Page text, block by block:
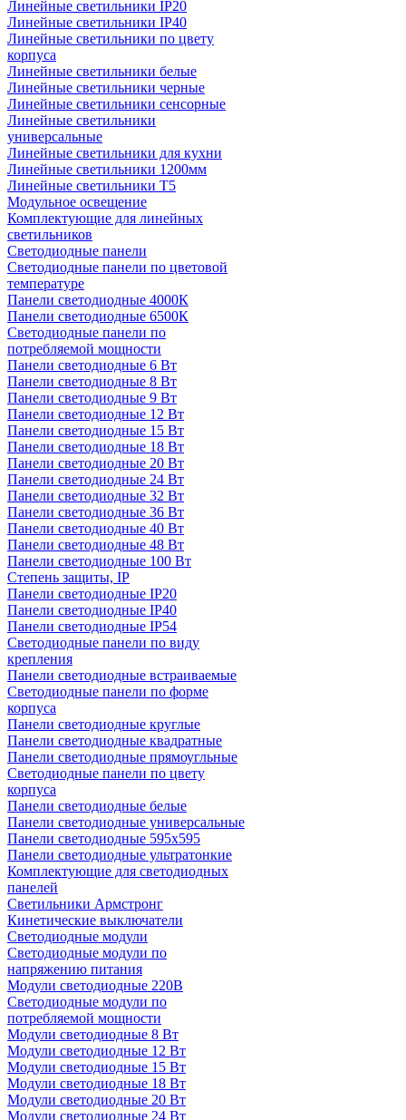
Линейные светильники IP20
Линейные светильники IP40
Линейные светильники по цвету
корпуса
Линейные светильники белые
Линейные светильники черные
Линейные светильники сенсорные
Линейные светильники
универсальные
Линейные светильники для кухни
Линейные светильники 1200мм
Линейные светильники Т5
Модульное освещение
Комплектующие для линейных
светильников
Светодиодные панели
Светодиодные панели по цветовой
температуре
Панели светодиодные 4000К
Панели светодиодные 6500К
Светодиодные панели по
потребляемой мощности
Панели светодиодные 6 Вт
Панели светодиодные 8 Вт
Панели светодиодные 9 Вт
Панели светодиодные 12 Вт
Панели светодиодные 15 Вт
Панели светодиодные 18 Вт
Панели светодиодные 20 Вт
Панели светодиодные 24 Вт
Панели светодиодные 32 Вт
Панели светодиодные 36 Вт
Панели светодиодные 40 Вт
Панели светодиодные 48 Вт
Панели светодиодные 100 Вт
Степень защиты, IP
Панели светодиодные IP20
Панели светодиодные IP40
Панели светодиодные IP54
Светодиодные панели по виду
крепления
Панели светодиодные встраиваемые
Светодиодные панели по форме
корпуса
Панели светодиодные круглые
Панели светодиодные квадратные
Панели светодиодные прямоугльные
Светодиодные панели по цвету
корпуса
Панели светодиодные белые
Панели светодиодные универсальные
Панели светодиодные 595х595
Панели светодиодные ультратонкие
Комплектующие для светодиодных
панелей
Светильники Армстронг
Кинетические выключатели
Светодиодные модули
Светодиодные модули по
напряжению питания
Модули светодиодные 220В
Светодиодные модули по
потребляемой мощности
Модули светодиодные 8 Вт
Модули светодиодные 12 Вт
Модули светодиодные 15 Вт
Модули светодиодные 18 Вт
Модули светодиодные 20 Вт
Модули светодиодные 24 Вт